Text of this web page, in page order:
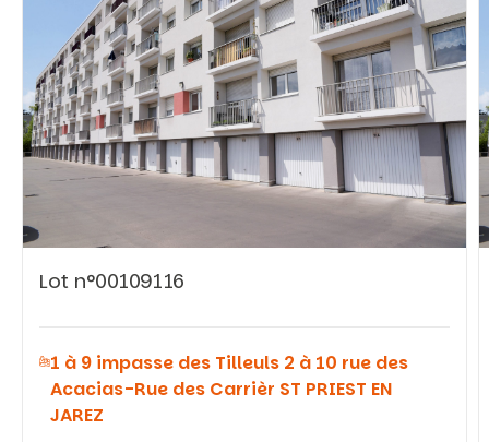
Rechercher
Lot n°00109116
1 à 9 impasse des Tilleuls 2 à 10 rue des
Acacias-Rue des Carrièr ST PRIEST EN
JAREZ